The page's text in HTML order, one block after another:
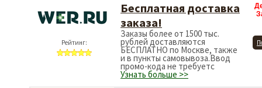
Рейтинг:
Бесплатная доставка
заказа!
Заказы более от 1500 тыс.
рублей доставляются
БЕСПЛАТНО по Москве, также
и в пункты самовывоза.Ввод
промо-кода не требуетс
Узнать больше >>